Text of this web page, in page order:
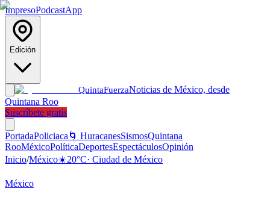
ImpresoPodcastApp
Edición
QuintaFuerzaNoticias de México, desde
Quintana Roo
Suscríbete gratis
PortadaPoliciaca 🌀 HuracanesSismosQuintana
RooMéxicoPolíticaDeportesEspectáculosOpinión
Inicio/México☀️20°C· Ciudad de México
México